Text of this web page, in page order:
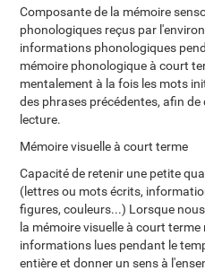
Composante de la mémoire
phonologiques reçus par
informations phonologiques
mémoire phonologique à court
mentalement à la fois les mots
des phrases précédentes, afin
lecture.
Mémoire visuelle à court terme
Capacité de retenir une petite
(lettres ou mots écrits,
figures, couleurs...) Lorsque
la mémoire visuelle à court
informations lues pendant le
entière et donner un sens à